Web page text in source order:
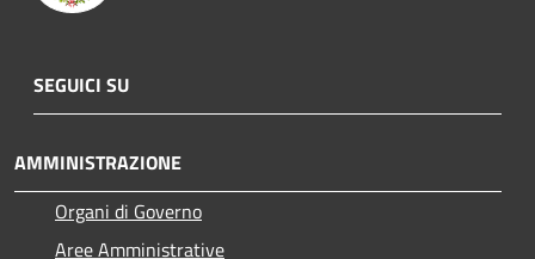
SEGUICI SU
AMMINISTRAZIONE
Organi di Governo
Aree Amministrative